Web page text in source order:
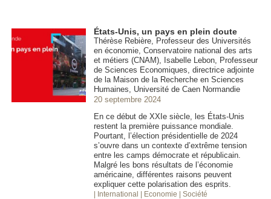
États-Unis, un pays en plein doute
Thérèse Rebière, Professeur des Universités
en économie, Conservatoire national des arts
et métiers (CNAM), Isabelle Lebon, Professeur
de Sciences Economiques, directrice adjointe
de la Maison de la Recherche en Sciences
Humaines, Université de Caen Normandie
20 septembre 2024
En ce début de XXIe siècle, les États-Unis
restent la première puissance mondiale.
Pourtant, l’élection présidentielle de 2024
s’ouvre dans un contexte d’extrême tension
entre les camps démocrate et républicain.
Malgré les bons résultats de l’économie
américaine, différentes raisons peuvent
expliquer cette polarisation des esprits.
| International | Economie | Société